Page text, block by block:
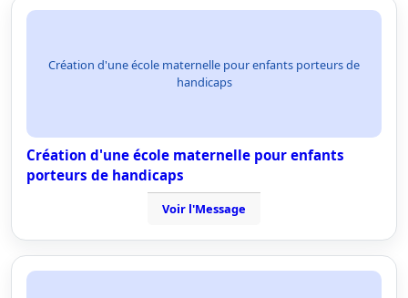
Création d'une école maternelle pour enfants porteurs de
handicaps
Création d'une école maternelle pour enfants
porteurs de handicaps
Voir l'Message